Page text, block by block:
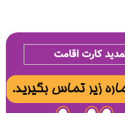
کارت اقامت